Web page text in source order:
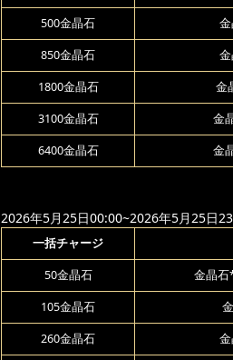
500金晶石
850金晶石
1800金晶石 金
3100金晶石 金
6400金晶石 金
2026年5月25日00:00~2026年5月25日
一括チャージ
50金晶石 金晶石
105金晶石
260金晶石